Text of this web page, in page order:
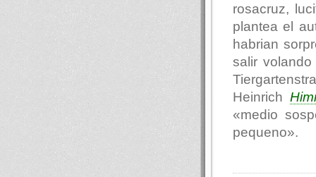
rosacruz,
plantea el
habrian
salir
Heinrich
«medio
pequeno».